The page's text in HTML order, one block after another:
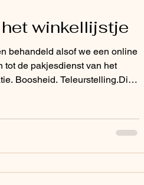
winkellijstje
behandeld alsof we een online